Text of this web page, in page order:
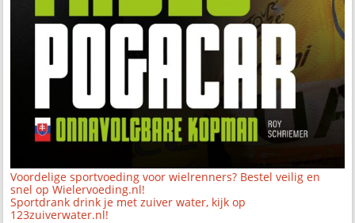
Voordelige sportvoeding voor wielrenners? Bestel veilig en
snel op Wielervoeding.nl!
Sportdrank drink je met zuiver water, kijk op
123zuiverwater.nl!